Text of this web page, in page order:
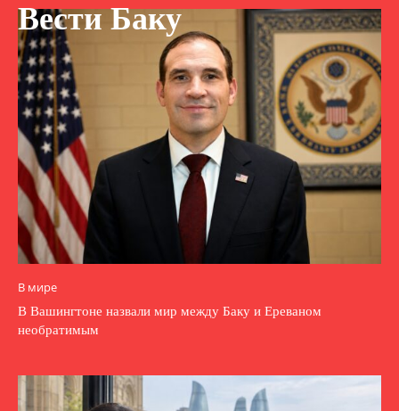
Вести Баку
В мире
В Вашингтоне назвали мир между Баку и Ереваном
необратимым